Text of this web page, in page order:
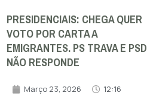
PRESIDENCIAIS: CHEGA QUER
VOTO POR CARTA A
EMIGRANTES. PS TRAVA E PSD
NÃO RESPONDE
Março 23, 2026 12:16